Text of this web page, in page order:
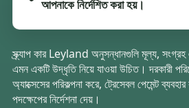
আপনাকে নির্দেশিত করা হয়।
স্ক্র্যাপ কার Leyland অনুসন্ধানগুলি মূল্য, সংগ্রহ
এমন একটি উদ্ধৃতি নিয়ে যাওয়া উচিত। দরকারী
অ্যাক্সেসের পরিকল্পনা করে, ট্রেসেবল পেমেন্ট
পদক্ষেপের নির্দেশনা দেয়।